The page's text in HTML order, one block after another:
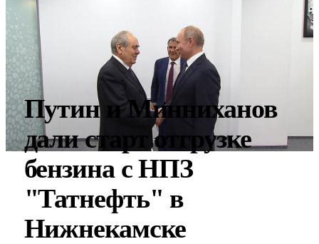
Путин и Минниханов
дали старт отгрузке
бензина с НПЗ
"Татнефть" в
Нижнекамске